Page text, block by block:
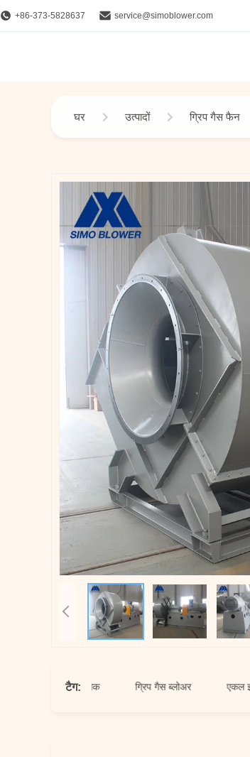
+86-373-5828637 service@simoblower.com
घर उत्पादों ग्रिप गैस फैन
टैग:
प्रशंसक ग्रिप गैस ब्लोअर एकल इनलेट